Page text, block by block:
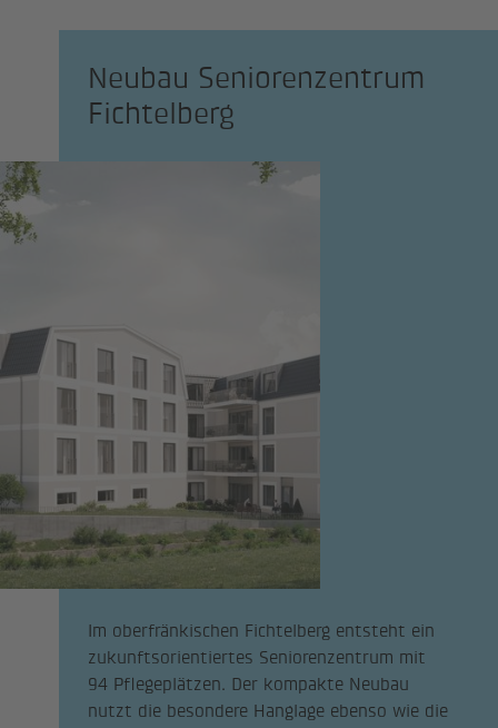
Neubau Seniorenzentrum
Fichtelberg
Im oberfränkischen Fichtelberg entsteht ein
zukunftsorientiertes Seniorenzentrum mit
94 Pflegeplätzen. Der kompakte Neubau
nutzt die besondere Hanglage ebenso wie die